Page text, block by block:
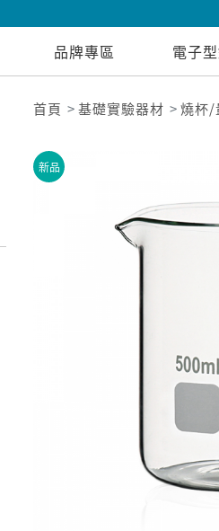
品牌專區 電子
首頁 基礎實驗器材 燒杯/
新品